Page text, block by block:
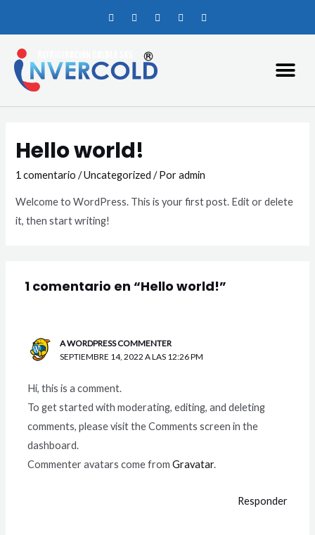
Hello world!
1 comentario /Uncategorized / Poradmin
Welcome to WordPress. This is your first post. Edit or delete
it, then start writing!
1 comentario en “Hello world!”
A WORDPRESS COMMENTER
SEPTIEMBRE 14, 2022 A LAS 12:26 PM
Hi, this is a comment.
To get started with moderating, editing, and deleting
comments, please visit the Comments screen in the
dashboard.
Commenter avatars come fromGravatar.
Responder